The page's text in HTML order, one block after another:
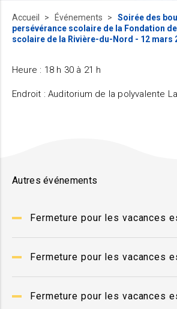
Autres événements
Fermeture pour les vacances
Fermeture pour les vacances
Fermeture pour les vacances
Accueil Événements
Soirée des
persévérance scolaire de la Fondation
scolaire de la Rivière-du-Nord - 12 mars
Heure : 18 h 30 à 21 h
Endroit : Auditorium de la polyvalente